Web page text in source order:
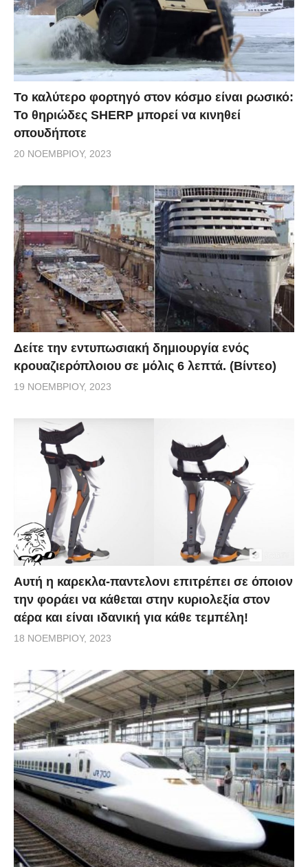
Το καλύτερο φορτηγό στον κόσμο είναι ρωσικό:
Το θηριώδες SHERP μπορεί να κινηθεί
οπουδήποτε
20 ΝΟΕΜΒΡΊΟΥ, 2023
Δείτε την εντυπωσιακή δημιουργία ενός
κρουαζιερόπλοιου σε μόλις 6 λεπτά. (Βίντεο)
19 ΝΟΕΜΒΡΊΟΥ, 2023
Αυτή η καρεκλα-παντελονι επιτρέπει σε όποιον
την φοράει να κάθεται στην κυριολεξία στον
αέρα και είναι ιδανική για κάθε τεμπέλη!
18 ΝΟΕΜΒΡΊΟΥ, 2023